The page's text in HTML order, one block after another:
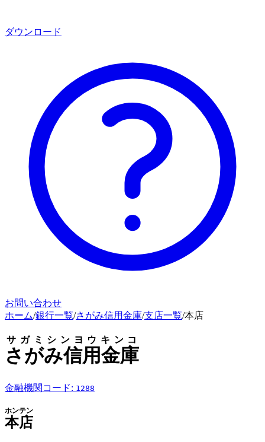
ダウンロード
お問い合わせ
ホーム/銀行一覧/さがみ信用金庫/支店一覧/本店
さがみ信用金庫
サガミシンヨウキンコ
金融機関コード: 1288
本店
ホンテン